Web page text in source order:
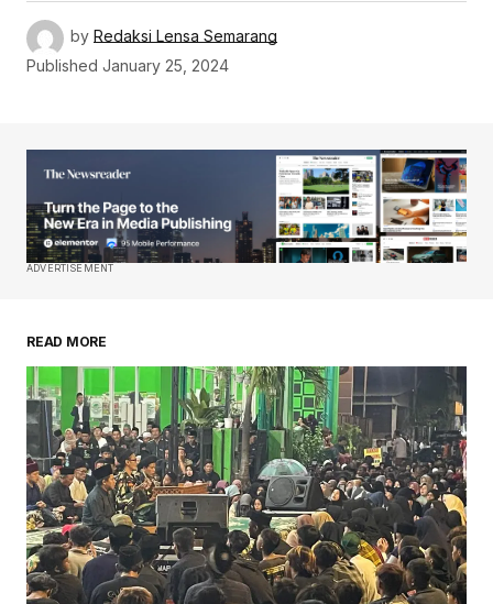
by Redaksi Lensa Semarang
Published January 25, 2024
ADVERTISEMENT
READ MORE